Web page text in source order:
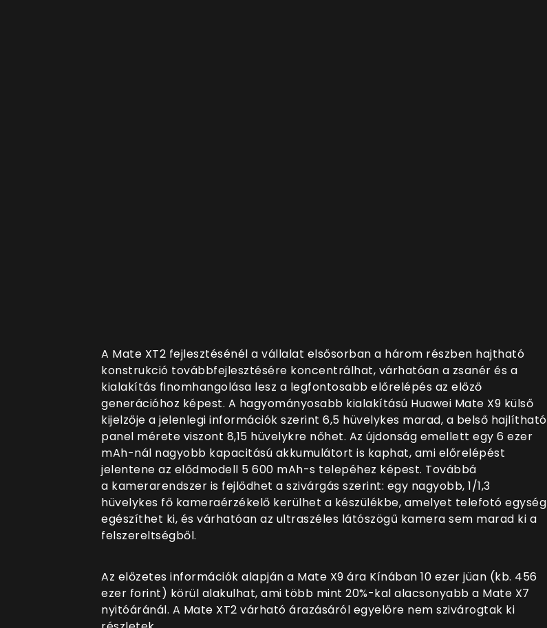
A Mate XT2 fejlesztésénél a vállalat elsősorban a három részben hajtható
konstrukció továbbfejlesztésére koncentrálhat, várhatóan a zsanér és a
kialakítás finomhangolása lesz a legfontosabb előrelépés az előző
generációhoz képest. A hagyományosabb kialakítású Huawei Mate X9 külső
kijelzője a jelenlegi információk szerint 6,5 hüvelykes marad, a belső hajlítható
panel mérete viszont 8,15 hüvelykre nőhet. Az újdonság emellett egy 6 ezer
mAh-nál nagyobb kapacitású akkumulátort is kaphat, ami előrelépést
jelentene az elődmodell 5 600 mAh-s telepéhez képest. Továbbá
a kamerarendszer is fejlődhet a szivárgás szerint: egy nagyobb, 1/1,3
hüvelykes fő kameraérzékelő kerülhet a készülékbe, amelyet telefotó egység
egészíthet ki, és várhatóan az ultraszéles látószögű kamera sem marad ki a
felszereltségből.
Az előzetes információk alapján a Mate X9 ára Kínában 10 ezer jüan (kb. 456
ezer forint) körül alakulhat, ami több mint 20%-kal alacsonyabb a Mate X7
nyitóáránál. A Mate XT2 várható árazásáról egyelőre nem szivárogtak ki